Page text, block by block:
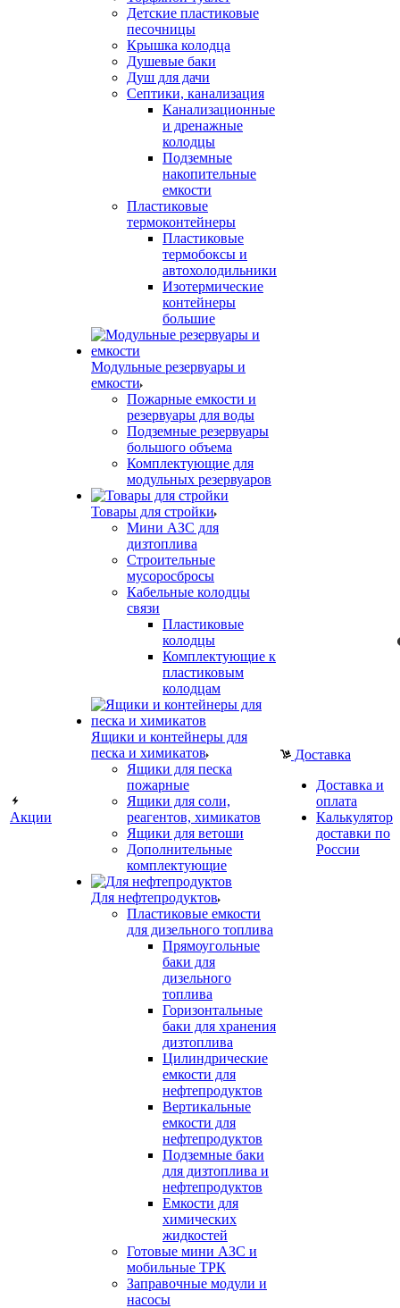
Акции
Детские пластиковые
песочницы
Крышка колодца
Душевые баки
Душ для дачи
Септики, канализация
Канализационные
и дренажные
колодцы
Подземные
накопительные
емкости
Пластиковые
термоконтейнеры
Пластиковые
термобоксы и
автохолодильники
Изотермические
контейнеры
большие
Модульные резервуары и
емкости
Пожарные емкости и
резервуары для воды
Подземные резервуары
большого объема
Комплектующие для
модульных резервуаров
Товары для стройки
Мини АЗС для
дизтоплива
Строительные
мусоросбросы
Кабельные колодцы
связи
Пластиковые
колодцы
Комплектующие к
пластиковым
колодцам
Ящики и контейнеры для
песка и химикатов
Ящики для песка
пожарные
Ящики для соли,
реагентов, химикатов
Ящики для ветоши
Дополнительные
комплектующие
Для нефтепродуктов
Пластиковые емкости
для дизельного топлива
Прямоугольные
баки для
дизельного
топлива
Горизонтальные
баки для хранения
дизтоплива
Цилиндрические
емкости для
нефтепродуктов
Вертикальные
емкости для
нефтепродуктов
Подземные баки
для дизтоплива и
нефтепродуктов
Емкости для
химических
жидкостей
Готовые мини АЗС и
мобильные ТРК
Заправочные модули и
насосы
Доставка
Доставка и
оплата
Калькулятор
доставки по
России